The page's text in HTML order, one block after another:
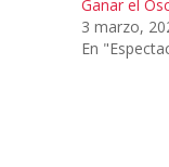
Ganar el
3 marzo,
En